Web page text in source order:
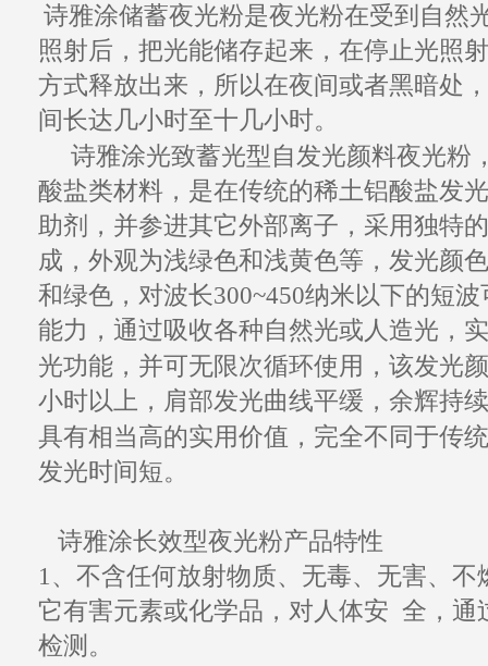
诗雅涂储蓄夜光粉是夜光粉在受到自然
照射后，把光能储存起来，在停止光照
方式释放出来，所以在夜间或者黑暗处
间长达几小时至十几小时。
诗雅涂光致蓄光型自 发光颜料夜光粉
酸盐类材料，是在传统的稀土铝酸盐发
助剂，并参进其它外部离子，采用独特
成，外观为浅绿色和浅黄色等， 发光颜
和绿色，对波长300~450纳米以下的短
能力，通过吸收各种自然光或人造光，
光功能，并可无限次循环使用，该发光
小时以上，肩部发光曲线平缓，余辉持
具有相当高的实用价值，完全不同于传
发光时间短。
诗雅涂长效型夜光粉产品特性
1、不含任何放射物质、无毒、 无害、不
它有害元素或化学品，对人体安 全，通
检测。